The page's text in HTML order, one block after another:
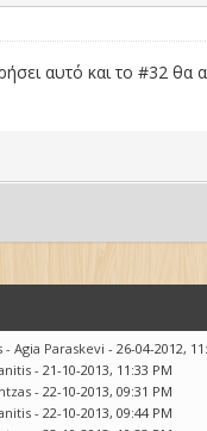
αυτό και το #32 θα
- Agia Paraskevi - 26-04-2012,
- 21-10-2013, 11:33 PM
- 22-10-2013, 09:31 PM
- 22-10-2013, 09:44 PM